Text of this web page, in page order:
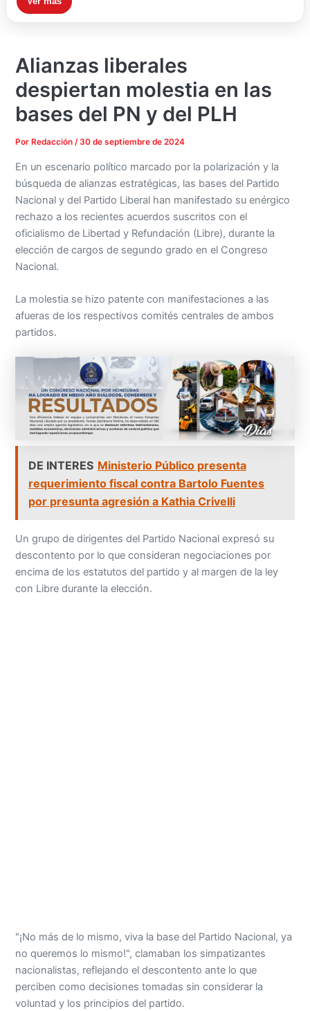
Alianzas liberales
despiertan molestia en las
bases del PN y del PLH
Por Redacción/ 30 de septiembre de 2024
En un escenario político marcado por la polarización y la
búsqueda de alianzas estratégicas, las bases del Partido
Nacional y del Partido Liberal han manifestado su enérgico
rechazo a los recientes acuerdos suscritos con el
oficialismo de Libertad y Refundación (Libre), durante la
elección de cargos de segundo grado en el Congreso
Nacional.
La molestia se hizo patente con manifestaciones a las
afueras de los respectivos comités centrales de ambos
partidos.
DE INTERES Ministerio Público presenta
requerimiento fiscal contra Bartolo Fuentes
por presunta agresión a Kathia Crivelli
Un grupo de dirigentes del Partido Nacional expresó su
descontento por lo que consideran negociaciones por
encima de los estatutos del partido y al margen de la ley
con Libre durante la elección.
"¡No más de lo mismo, viva la base del Partido Nacional, ya
no queremos lo mismo!", clamaban los simpatizantes
nacionalistas, reflejando el descontento ante lo que
perciben como decisiones tomadas sin considerar la
voluntad y los principios del partido.